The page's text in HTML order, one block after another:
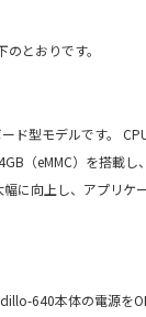
とおりです。
型モデルです。
（eMMC）を搭載し
に向上し、アプリケ
640本体の電源を